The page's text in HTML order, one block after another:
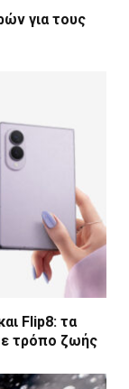
για τους
Flip8: τα
τρόπο ζωής